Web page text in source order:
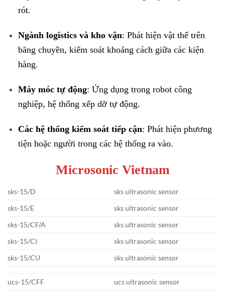
rót.
Ngành logistics và kho vận: Phát hiện vật thể trên
băng chuyền, kiểm soát khoảng cách giữa các kiện
hàng.
Máy móc tự động: Ứng dụng trong robot công
nghiệp, hệ thống xếp dỡ tự động.
Các hệ thống kiểm soát tiếp cận: Phát hiện phương
tiện hoặc người trong các hệ thống ra vào.
Microsonic Vietnam
sks-15/D
sks ultrasonic sensor
sks-15/E
sks ultrasonic sensor
sks-15/CF/A
sks ultrasonic sensor
sks-15/CI
sks ultrasonic sensor
sks-15/CU
sks ultrasonic sensor
ucs-15/CFF
ucs ultrasonic sensor